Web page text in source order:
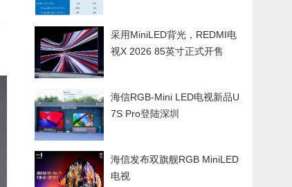
采用MiniLED背光，REDMI电
视X 2026 85英寸正式开售
海信RGB-Mini LED电视新品U
7S Pro登陆深圳
海信发布双旗舰RGB MiniLED
电视